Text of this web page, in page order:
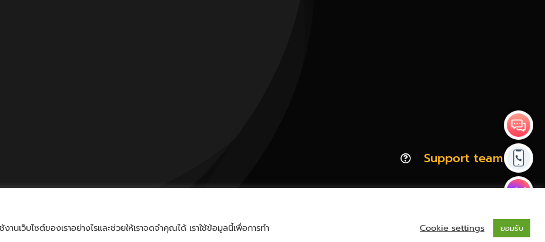
Support team
| All Rights Reserved Privacy & Policy | Cookie Policy
นเว็บไซต์ของเราอย่างไรและช่วยให้เราจดจำคุณได้ เราใช้ข้อมูลนี้เพื่อการทำ
Cookie settings ยอมรับ